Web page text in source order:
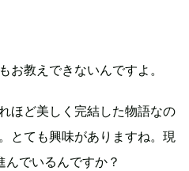
お教えできないんですよ。
ほど美しく完結した物語なの
とても興味がありますね。現
でいるんですか？